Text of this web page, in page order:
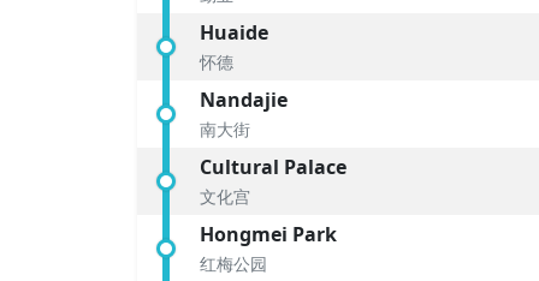
Huaide
怀德
Nandajie
南大街
Cultural Palace
文化宫
Hongmei Park
红梅公园